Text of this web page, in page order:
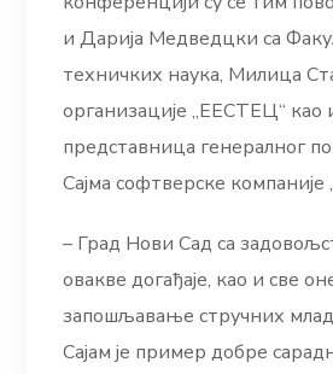
и Дарија Медведцки са
техничких наука, Милица
организације „ЕЕСТЕЦ“ као
представница генералног
Сајма софтверске компаније
– Град Нови Сад са
овакве догађаје, као и све
запошљавање стручних
Сајам је пример добре